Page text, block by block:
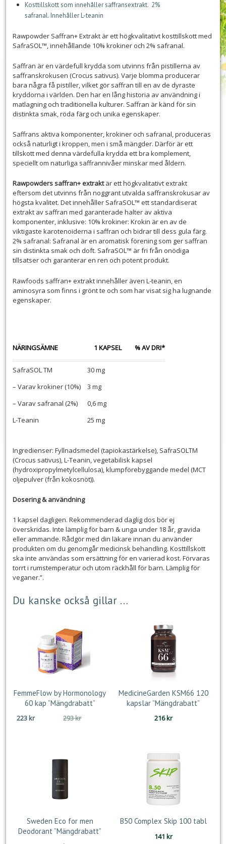
Kosttillskott som innehåller saffransextrakt. 2%
safranal. Innehåller L-teanin
Rawpowder Saffran+ Extrakt är ett högkvalitativt kosttillskott med
SafraSOL™, innehållande 10% krokiner och 2% safranal.
Saffran är en värdefull krydda som utvinns från pistillerna av
saffranskrokusen (Crocus sativus). Varje blomma producerar
bara några få pistiller, vilket gör saffran till en av de dyraste
kryddorna i världen. Den har en lång historia av användning i
matlagning och traditionella kulturer. Saffran är känd för sin
distinkta smak, röda färg och unika egenskaper.
Saffrans aktiva komponenter, krokiner och safranal, produceras
också naturligt i kroppen, men i små mängder. Därför är ett
tillskott med denna värdefulla krydda ett bra komplement,
speciellt om naturliga saffrannivåer minskar med åldern.
Rawpowders saffran+ extraktär ett högkvalitativt extrakt
eftersom det utvinns från noggrant utvalda saffranskrokusar av
högsta kvalitet. Det innehåller SafraSOL™ ett standardiserat
extrakt av saffran med garanterade halter av aktiva
komponenter, inklusive: 10% krokiner: Krokin är en av de
viktigaste karotenoiderna i saffran och bidrar till dess gula färg.
2% safranal: Safranal är en aromatisk förening som ger saffran
sin distinkta smak och doft. SafraSOL™ är fri från onödiga
tillsatser och garanterar en ren och potent produkt.
Rawfoods saffran+ extrakt innehåller även L-teanin, en
aminosyra som finns i grönt te och som har visat sig ha lugnande
egenskaper.
NÄRINGSÄMNE 1 KAPSEL % AV DRI*
SafraSOL TM
30 mg
– Varav krokiner (10%)
3 mg
– Varav safranal (2%)
0,6 mg
L-Teanin
25 mg
Ingredienser: Fyllnadsmedel (tapiokastärkelse), SafraSOLTM
(Crocus sativus), L-Teanin, vegetabilisk kapsel
(hydroxipropylmetylcellulosa), klumpförebyggande medel (MCT
oljepulver (från kokosnöt)).
Dosering & användning
1 kapsel dagligen. Rekommenderad daglig dos bör ej
överskridas. Inte lämplig för barn & unga under 18 år, gravida
eller ammande. Rådgör med din läkare innan du använder
produkten om du genomgår medicinsk behandling. Kosttillskott
ska inte användas som ersättning för en varierad kost. Förvaras
torrt i rumstemperatur och utom räckhåll för barn. Lämplig för
veganer.”.
Du kanske också gillar …
FemmeFlow by Hormonology
60 kap ”Mängdrabatt”
293krDet
223kr
Det
MedicineGarden KSM66 120
kapslar ”Mängdrabatt”
216kr
Sweden Eco for men
Deodorant ”Mängdrabatt”
B50 Complex Skip 100 tabl
141 kr